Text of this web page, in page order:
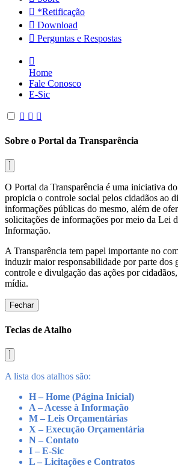
*Retificação
Download
Perguntas e Respostas
Home
Fale Conosco
E-Sic
Sobre o Portal da Transparência
O Portal da Transparência é uma iniciativa
propicia o controle social pelos cidadãos ao
informações públicas do mesmo, além de
solicitações de informações por meio da Lei
Informação.
A Transparência tem papel importante no
induzir maior responsabilidade por parte dos
controle e divulgação das ações por
mídia.
Fechar
Teclas de Atalho
A lista dos atalhos são:
H – Home (Página Inicial)
A – Acesse à Informação
M – Leis Orçamentárias
X – Execução Orçamentária
N – Contato
I – E-Sic
L – Licitações e Contratos